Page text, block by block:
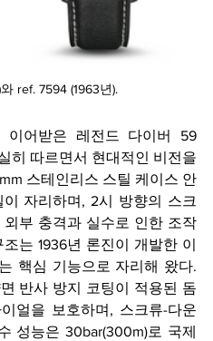
ref. 7594 (1963년).
이어받은 레전드 다이버 59
히 따르면서 현대적인 비전을
스테인리스 스틸 케이스 안
자리하며, 2시 방향의 스크
부 충격과 실수로 인한 조작
는 1936년 론진이 개발한 이
핵심 기능으로 자리해 왔다.
반사 방지 코팅이 적용된 돔
얼을 보호하며, 스크류-다운
성능은 30bar(300m)로 국제